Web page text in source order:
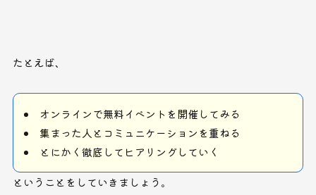
たとえば、
オンラインで無料イベントを開催してみる
集まった人とコミュニケーションを重ねる
とにかく徹底してヒアリングしていく
ということをしていきましょう。